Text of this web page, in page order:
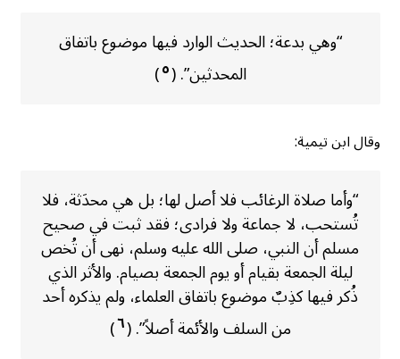
“وهي بدعة؛ الحديث الوارد فيها موضوع باتفاق
المحدثين”. (٥)
وقال ابن تيمية:
“وأما صلاة الرغائب فلا أصل لها؛ بل هي محدَثة، فلا
تُستحب، لا جماعة ولا فرادى؛ فقد ثبت في صحيح
مسلم أن النبي، صلى الله عليه وسلم، نهى أن تُخص
ليلة الجمعة بقيام أو يوم الجمعة بصيام. والأثر الذي
ذُكر فيها كذِبٌ موضوع باتفاق العلماء، ولم يذكره أحد
من السلف والأئمة أصلاً”. (٦)